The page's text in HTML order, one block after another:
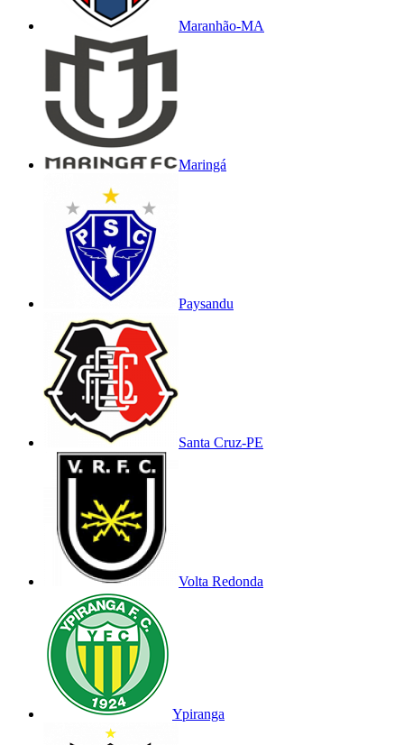
Maranhão-MA
Maringá
Paysandu
Santa Cruz-PE
Volta Redonda
Ypiranga